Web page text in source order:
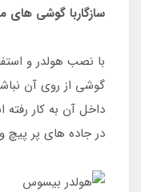
سازگاربا گوشی های
با نصب هولدر و
گوشی از روی آن
داخل آن به کار
در جاده های پر پیچ